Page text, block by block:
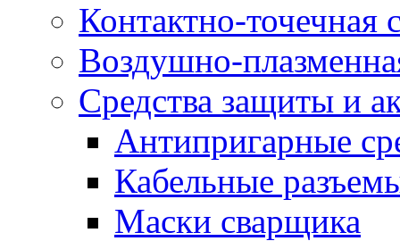
Контактно-точечная
Воздушно-
Средства защиты и
Антипригарные
Кабельные
Маски сварщика